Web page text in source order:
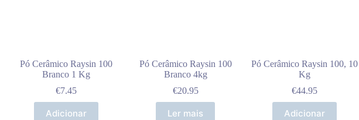
Pó Cerâmico Raysin 100
Branco 1 Kg
€7.45
Adicionar
Pó Cerâmico Raysin 100
Branco 4kg
€20.95
Ler mais
Pó Cerâmico Raysin 100, 10
Kg
€44.95
Adicionar